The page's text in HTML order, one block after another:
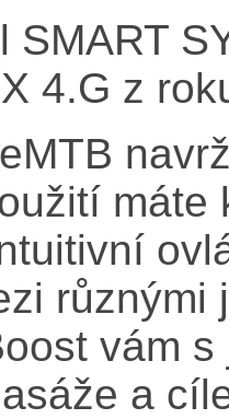
SMART
4.G z
máte
různými
vám
a